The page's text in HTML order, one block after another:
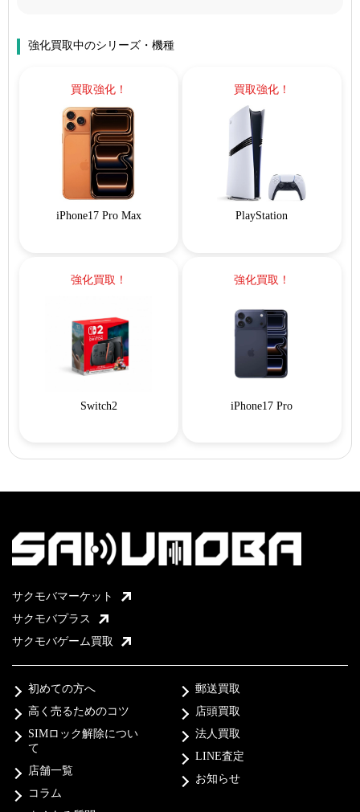
強化買取中のシリーズ・機種
買取強化！
iPhone17 Pro Max
買取強化！
PlayStation
強化買取！
Switch2
強化買取！
iPhone17 Pro
サクモバマーケット
サクモバプラス
サクモバゲーム買取
初めての方へ
高く売るためのコツ
SIMロック解除につい
て
店舗一覧
コラム
郵送買取
店頭買取
法人買取
LINE査定
お知らせ